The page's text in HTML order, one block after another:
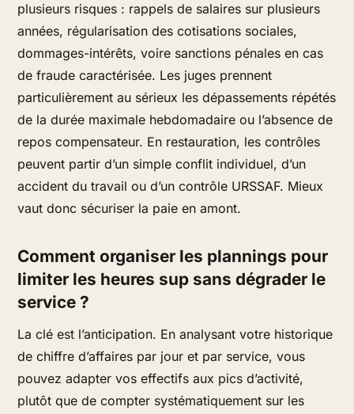
plusieurs risques : rappels de salaires sur plusieurs
années, régularisation des cotisations sociales,
dommages-intérêts, voire sanctions pénales en cas
de fraude caractérisée. Les juges prennent
particulièrement au sérieux les dépassements répétés
de la durée maximale hebdomadaire ou l’absence de
repos compensateur. En restauration, les contrôles
peuvent partir d’un simple conflit individuel, d’un
accident du travail ou d’un contrôle URSSAF. Mieux
vaut donc sécuriser la paie en amont.
Comment organiser les plannings pour
limiter les heures sup sans dégrader le
service ?
La clé est l’anticipation. En analysant votre historique
de chiffre d’affaires par jour et par service, vous
pouvez adapter vos effectifs aux pics d’activité,
plutôt que de compter systématiquement sur les